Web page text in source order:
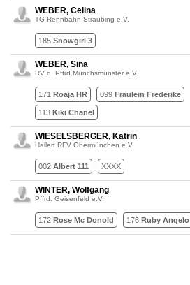
WEBER, Celina
TG Rennbahn Straubing e.V.
185 Snowgirl 3
WEBER, Sina
RV d. Pffrd.Münchsmünster e.V.
171 Roaja HR 099 Fräulein Frederike
113 Kiki Chanel
WIESELSBERGER, Katrin
Hallert.RFV Obermünchen e.V.
002 Albert 111 XXXX
WINTER, Wolfgang
Pffrd. Geisenfeld e.V.
172 Rose Mc Donold 176 Ruby Angelo